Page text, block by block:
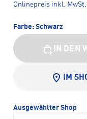
Onlinepreis inkl. MwSt.
Farbe: Schwarz
IN DEN
IM
Ausgewählter Shop